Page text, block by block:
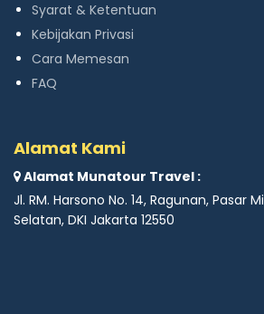
Syarat & Ketentuan
Kebijakan Privasi
Cara Memesan
FAQ
Alamat Kami
Alamat Munatour Travel :
Jl. RM. Harsono No. 14, Ragunan, Pasar
Selatan, DKI Jakarta 12550